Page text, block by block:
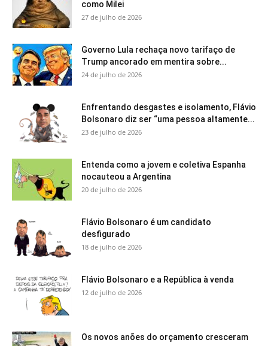
como Milei
27 de julho de 2026
Governo Lula rechaça novo tarifaço de
Trump ancorado em mentira sobre...
24 de julho de 2026
Enfrentando desgastes e isolamento, Flávio
Bolsonaro diz ser “uma pessoa altamente...
23 de julho de 2026
Entenda como a jovem e coletiva Espanha
nocauteou a Argentina
20 de julho de 2026
Flávio Bolsonaro é um candidato
desfigurado
18 de julho de 2026
Flávio Bolsonaro e a República à venda
12 de julho de 2026
Os novos anões do orçamento cresceram